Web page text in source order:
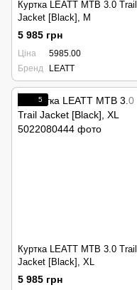
Куртка LEATT MTB 3.0 Trail
Jacket [Black], M
5 985 грн
Ціна
5985.00
Бренд
LEATT
5
Куртка LEATT MTB 3.0 Trail
Jacket [Black], XL
5 985 грн